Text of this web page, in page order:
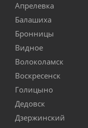
Апрелевка
Балашиха
Бронницы
Видное
Волоколамск
Воскресенск
Голицыно
Дедовск
Дзержинский